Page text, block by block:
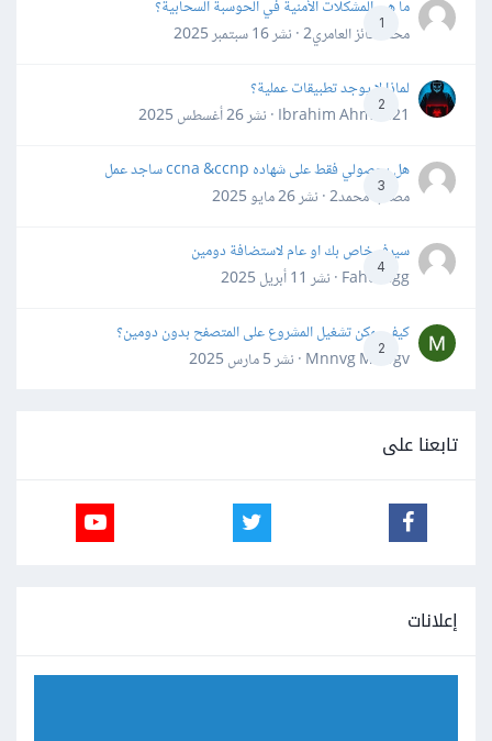
1
ما هي المشكلات الأمنية في الحوسبة السحابية؟
محمد فائز العامري2 · نشر
16 سبتمبر 2025
2
لماذا لا يوجد تطبيقات عملية؟
Ibrahim Ahmed21 · نشر
26 أغسطس 2025
3
هل بحصولي فقط على شهاده ccna &ccnp ساجد عمل
مصعب محمد2 · نشر
26 مايو 2025
4
سيرفر خاص بك او عام لاستضافة دومين
Fahd Ggg · نشر
11 أبريل 2025
2
كيف يمكن تشغيل المشروع على المتصفح بدون دومين؟
Mnnvg Mnbgv · نشر
5 مارس 2025
تابعنا على
إعلانات